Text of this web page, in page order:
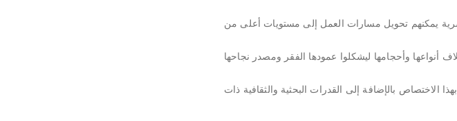
يمكنهم تحويل مسارات العمل إلى مستويات أعلى من
وأحجامها ليشكلوا عمودها الفقر ومصدر نجاحها
الاختصاص بالإضافة إلى القدرات البحثية والثقافية ذات